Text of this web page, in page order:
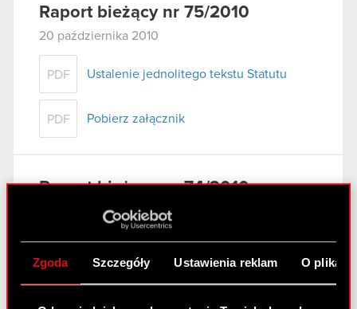
Zgoda Szczegóły Ustawienia reklam O
Raport bieżący nr 75/2010
20 października 2010
PDF Ustalenie jednolitego tekstu Statutu
PDF Pobierz załącznik
Raport bieżący nr 74/2010
19 października 2010
Zawarcie aneksów do umów pożyczek z
akcjonariuszami Spółki